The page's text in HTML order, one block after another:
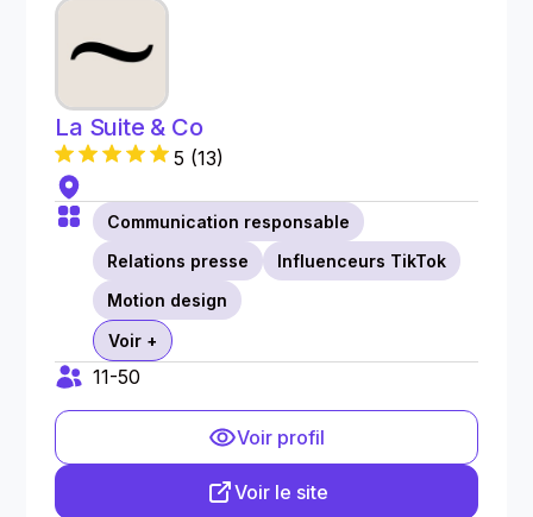
La Suite & Co
5 (13)
Communication responsable
Relations presse
Influenceurs TikTok
Motion design
Voir +
11-50
Voir profil
Voir le site